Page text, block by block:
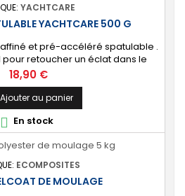
YACHTCARE
YACHTCARE 500 G
et pré-accéléré spatulable .
retoucher un éclat dans le
(Peut-être teinté avec une pâte
de qualité] Fournit une couche
et uniforme qui protège
visible de votre stratification
⚙️ [Facile à...
Prix
18,90 €
Ajouter au panier
 En stock
ECOMPOSITES
DE MOULAGE